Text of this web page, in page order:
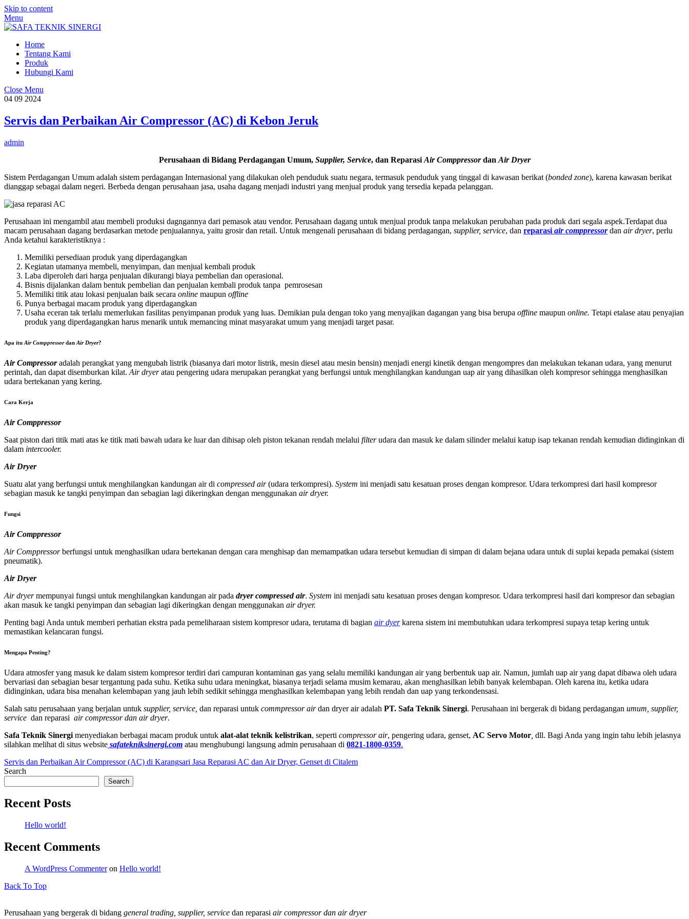
Skip to content
Menu
Home
Tentang Kami
Produk
Hubungi Kami
Close Menu
04 09 2024
Servis dan Perbaikan Air Compressor (AC) di Kebon Jeruk
admin
Perusahaan di Bidang Perdagangan Umum, Supplier, Service, dan Reparasi Air Comppressordan Air Dryer
Sistem Perdagangan Umum adalah sistem perdagangan Internasional yang dilakukan oleh penduduk suatu negara, termasuk penduduk yang tinggal di kawasan berikat (bonded zone), karena kawasan berikat
dianggap sebagai dalam negeri. Berbeda dengan perusahaan jasa, usaha dagang menjadi industri yang menjual produk yang tersedia kepada pelanggan.
Perusahaan ini mengambil atau membeli produksi dagngannya dari pemasok atau vendor. Perusahaan dagang untuk menjual produk tanpa melakukan perubahan pada produk dari segala aspek.Terdapat dua
macam perusahaan dagang berdasarkan metode penjualannya, yaitu grosir dan retail. Untuk mengenali perusahaan di bidang perdagangan, supplier, service, dan reparasi air comppressordan air dryer, perlu
Anda ketahui karakteristiknya :
Memiliki persediaan produk yang diperdagangkan
Kegiatan utamanya membeli, menyimpan, dan menjual kembali produk
Laba diperoleh dari harga penjualan dikurangi biaya pembelian dan operasional.
Bisnis dijalankan dalam bentuk pembelian dan penjualan kembali produk tanpa pemrosesan
Memiliki titik atau lokasi penjualan baik secara online maupun offline
Punya berbagai macam produk yang diperdagangkan
Usaha eceran tak terlalu memerlukan fasilitas penyimpanan produk yang luas. Demikian pula dengan toko yang menyajikan dagangan yang bisa berupa offline maupun online. Tetapi etalase atau penyajian
produk yang diperdagangkan harus menarik untuk memancing minat masyarakat umum yang menjadi target pasar.
Apa itu Air Comppressordan Air Dryer?
Air Compressoradalah perangkat yang mengubah listrik (biasanya dari motor listrik, mesin diesel atau mesin bensin) menjadi energi kinetik dengan mengompres dan melakukan tekanan udara, yang menurut
perintah, dan dapat disemburkan kilat. Air dryer atau pengering udara merupakan perangkat yang berfungsi untuk menghilangkan kandungan uap air yang dihasilkan oleh kompresor sehingga menghasilkan
udara bertekanan yang kering.
Cara Kerja
Air Comppressor
Saat piston dari titik mati atas ke titik mati bawah udara ke luar dan dihisap oleh piston tekanan rendah melalui filterudara dan masuk ke dalam silinder melalui katup isap tekanan rendah kemudian didinginkan di
dalam intercooler.
Air Dryer
Suatu alat yang berfungsi untuk menghilangkan kandungan air di compressed air(udara terkompresi). System ini menjadi satu kesatuan proses dengan kompresor. Udara terkompresi dari hasil kompresor
sebagian masuk ke tangki penyimpan dan sebagian lagi dikeringkan dengan menggunakan air dryer.
Fungsi
Air Comppressor
Air Comppressorberfungsi untuk menghasilkan udara bertekanan dengan cara menghisap dan memampatkan udara tersebut kemudian di simpan di dalam bejana udara untuk di suplai kepada pemakai (sistem
pneumatik).
Air Dryer
Air dryermempunyai fungsi untuk menghilangkan kandungan air pada dryer compressed air. System ini menjadi satu kesatuan proses dengan kompresor. Udara terkompresi hasil dari kompresor dan sebagian
akan masuk ke tangki penyimpan dan sebagian lagi dikeringkan dengan menggunakan air dryer.
Penting bagi Anda untuk memberi perhatian ekstra pada pemeliharaan sistem kompresor udara, terutama di bagian air dyer karena sistem ini membutuhkan udara terkompresi supaya tetap kering untuk
memastikan kelancaran fungsi.
Mengapa Penting?
Udara atmosfer yang masuk ke dalam sistem kompresor terdiri dari campuran kontaminan gas yang selalu memiliki kandungan air yang berbentuk uap air. Namun, jumlah uap air yang dapat dibawa oleh udara
bervariasi dan sebagian besar tergantung pada suhu. Ketika suhu udara meningkat, biasanya terjadi selama musim kemarau, akan menghasilkan lebih banyak kelembapan. Oleh karena itu, ketika udara
didinginkan, udara bisa menahan kelembapan yang jauh lebih sedikit sehingga menghasilkan kelembapan yang lebih rendah dan uap yang terkondensasi.
Salah satu perusahaan yang berjalan untuk supplier, service, dan reparasi untuk commpressor airdan dryer air adalah PT. Safa Teknik Sinergi. Perusahaan ini bergerak di bidang perdagangan umum, supplier,
service dan reparasi air compressor dan air dryer.
Safa Teknik Sinergi menyediakan berbagai macam produk untuk alat-alat teknik kelistrikan, seperti compressor air, pengering udara, genset, AC Servo Motor dll. Bagi Anda yang ingin tahu lebih jelasnya
silahkan melihat di situs website safatekniksinergi.com atau menghubungi langsung admin perusahaan di 0821-1800-0359.
Servis dan Perbaikan Air Compressor (AC) di Karangsari Jasa Reparasi AC dan Air Dryer, Genset di Citalem
Search
Search
Recent Posts
Hello world!
Recent Comments
A WordPress Commenteron Hello world!
Back To Top
Perusahaan yang bergerak di bidang general trading, supplier, service dan reparasi air compressor dan air dryer